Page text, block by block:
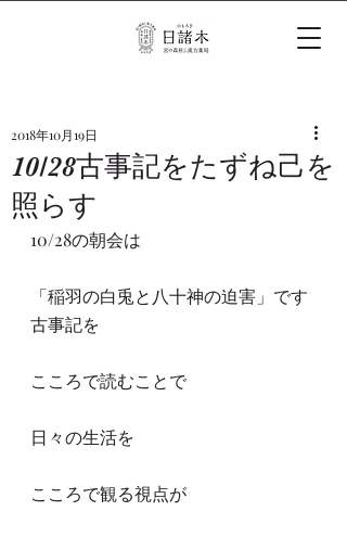
10/28古事記をたずね己を
照らす
2018年10月19日
10/28の朝会は
「稲羽の白兎と八十神の迫害」です
古事記を
こころで読むことで
日々の生活を
こころで観る視点が